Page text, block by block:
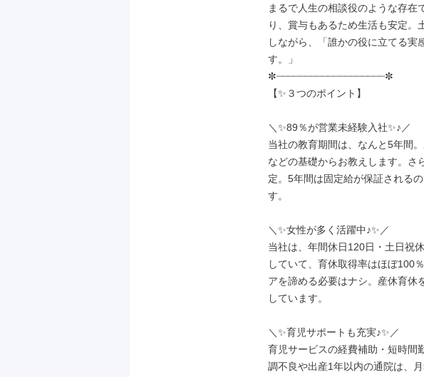
まるで人生の相談役のような存在
り、賞与もあるため生活も安定。
しながら、「誰かの役に立てる実
す。」
✼┈┈┈┈┈┈┈┈┈┈┈┈┈┈┈┈┈┈┈✼
【✨３つのポイント】
＼✨89％が営業未経験入社✨♪／
当社の教育期間は、なんと5年間
などの基礎からお教えします。さ
定。5年間は固定給が保証される
す。
＼✨女性が多く活躍中♪✨／
当社は、年間休日120日・土日祝
していて、育休取得率はほぼ100
アを諦める必要はナシ。産休育休
しています。
＼✨育児サポートも充実♪✨／
育児サービスの経費補助・短時間
調不良や出産1年以内の通院は、